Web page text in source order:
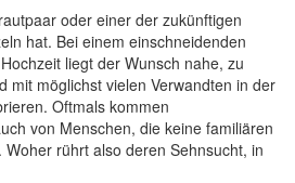
oder einer der zukünftigen
hat. Bei einem einschneidenden
liegt der Wunsch nahe, zu
mit möglichst vielen Verwandten in der
Oftmals kommen
von Menschen, die keine familiären
rührt also deren Sehnsucht, in